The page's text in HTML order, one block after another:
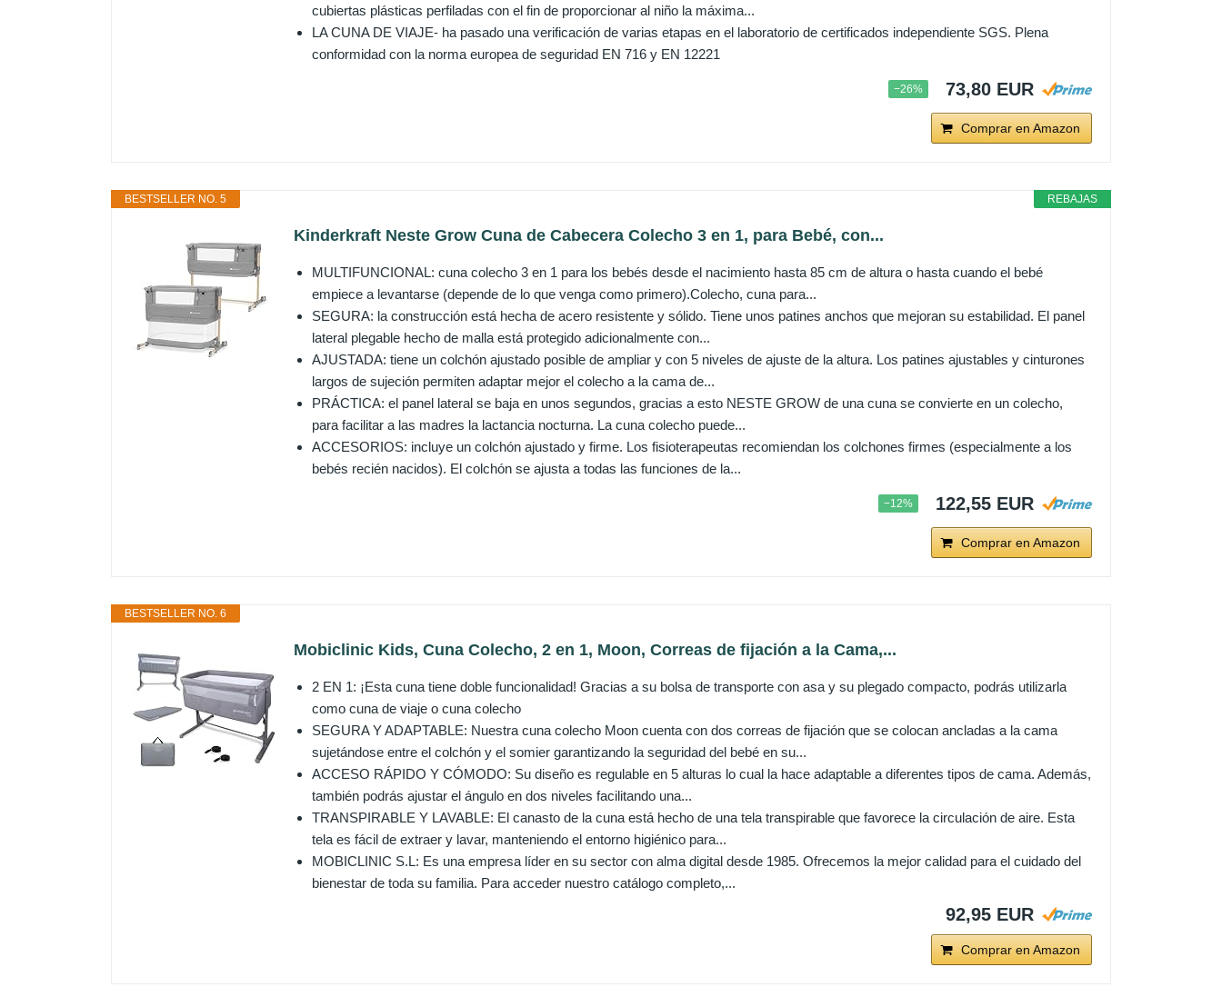
cubiertas plásticas perfiladas con el fin de proporcionar al niño la máxima...
LA CUNA DE VIAJE- ha pasado una verificación de varias etapas en el laboratorio de certificados independiente SGS. Plena
conformidad con la norma europea de seguridad EN 716 y EN 12221
−26% 73,80 EUR
Comprar en Amazon
REBAJAS
BESTSELLER NO. 5
Kinderkraft Neste Grow Cuna de Cabecera Colecho 3 en 1, para Bebé, con...
MULTIFUNCIONAL: cuna colecho 3 en 1 para los bebés desde el nacimiento hasta 85 cm de altura o hasta cuando el bebé
empiece a levantarse (depende de lo que venga como primero).Colecho, cuna para...
SEGURA: la construcción está hecha de acero resistente y sólido. Tiene unos patines anchos que mejoran su estabilidad. El panel
lateral plegable hecho de malla está protegido adicionalmente con...
AJUSTADA: tiene un colchón ajustado posible de ampliar y con 5 niveles de ajuste de la altura. Los patines ajustables y cinturones
largos de sujeción permiten adaptar mejor el colecho a la cama de...
PRÁCTICA: el panel lateral se baja en unos segundos, gracias a esto NESTE GROW de una cuna se convierte en un colecho,
para facilitar a las madres la lactancia nocturna. La cuna colecho puede...
ACCESORIOS: incluye un colchón ajustado y firme. Los fisioterapeutas recomiendan los colchones firmes (especialmente a los
bebés recién nacidos). El colchón se ajusta a todas las funciones de la...
−12% 122,55 EUR
Comprar en Amazon
BESTSELLER NO. 6
Mobiclinic Kids, Cuna Colecho, 2 en 1, Moon, Correas de fijación a la Cama,...
2 EN 1: ¡Esta cuna tiene doble funcionalidad! Gracias a su bolsa de transporte con asa y su plegado compacto, podrás utilizarla
como cuna de viaje o cuna colecho
SEGURA Y ADAPTABLE: Nuestra cuna colecho Moon cuenta con dos correas de fijación que se colocan ancladas a la cama
sujetándose entre el colchón y el somier garantizando la seguridad del bebé en su...
ACCESO RÁPIDO Y CÓMODO: Su diseño es regulable en 5 alturas lo cual la hace adaptable a diferentes tipos de cama. Además,
también podrás ajustar el ángulo en dos niveles facilitando una...
TRANSPIRABLE Y LAVABLE: El canasto de la cuna está hecho de una tela transpirable que favorece la circulación de aire. Esta
tela es fácil de extraer y lavar, manteniendo el entorno higiénico para...
MOBICLINIC S.L: Es una empresa líder en su sector con alma digital desde 1985. Ofrecemos la mejor calidad para el cuidado del
bienestar de toda su familia. Para acceder nuestro catálogo completo,...
92,95 EUR
Comprar en Amazon